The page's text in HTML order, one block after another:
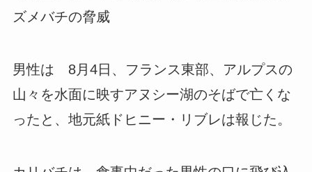
ズメバチの脅威
男性は 8月4日、フランス東部、アルプスの
山々を水面に映すアヌシー湖のそばで亡くな
ったと、地元紙ドヒニー・リブレは報じた。